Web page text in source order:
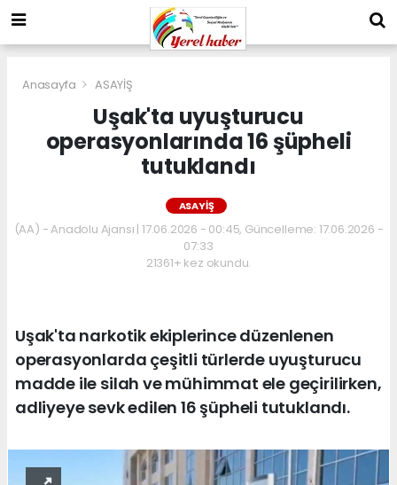
Anasayfa ASAYİŞ
Uşak'ta uyuşturucu
operasyonlarında 16 şüpheli
tutuklandı
ASAYİŞ
(AA) - Anadolu Ajansı | 17.06.2026 - 00:45, Güncelleme: 17.06.2026 -
07:33
21361+ kez okundu.
Uşak'ta narkotik ekiplerince düzenlenen
operasyonlarda çeşitli türlerde uyuşturucu
madde ile silah ve mühimmat ele geçirilirken,
adliyeye sevk edilen 16 şüpheli tutuklandı.